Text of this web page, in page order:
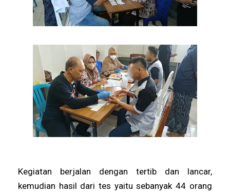
Kegiatan berjalan dengan tertib dan lancar,
kemudian hasil dari tes yaitu sebanyak 44 orang